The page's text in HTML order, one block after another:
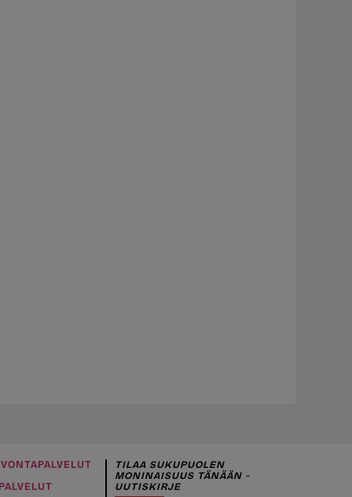
TILAA SUKUPUOLEN
MONINAISUUS TÄNÄÄN -
UUTISKIRJE